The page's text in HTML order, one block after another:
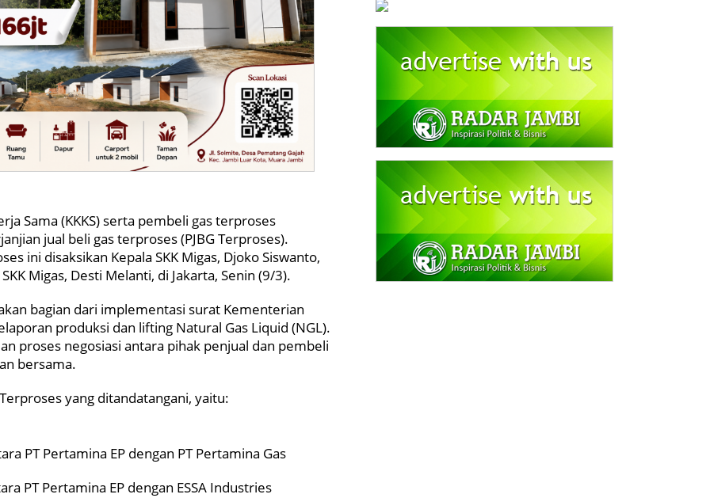
Sama (KKKS) serta pembeli gas terproses
jual beli gas terproses (PJBG Terproses).
ini disaksikan Kepala SKK Migas, Djoko Siswanto,
Migas, Desti Melanti, di Jakarta, Senin (9/3).
bagian dari implementasi surat Kementerian
produksi dan lifting Natural Gas Liquid (NGL).
proses negosiasi antara pihak penjual dan pembeli
bersama.
yang ditandatangani, yaitu:
PT Pertamina EP dengan PT Pertamina Gas
PT Pertamina EP dengan ESSA Industries